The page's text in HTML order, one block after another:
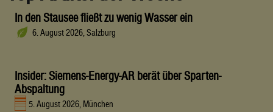
In den Stausee fließt zu wenig Wasser ein
6. August 2026, Salzburg
Insider: Siemens-Energy-AR berät über Sparten-
Abspaltung
5. August 2026, München